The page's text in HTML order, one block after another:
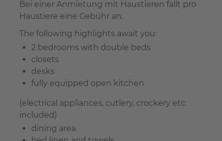
Bei einer Anmietung mit Haustieren fällt pro
Haustiere eine Gebühr an.
The following highlights await you:
2 bedrooms with double beds
closets
desks
fully equipped open kitchen
(electrical appliances, cutlery, crockery etc.
included)
dining area